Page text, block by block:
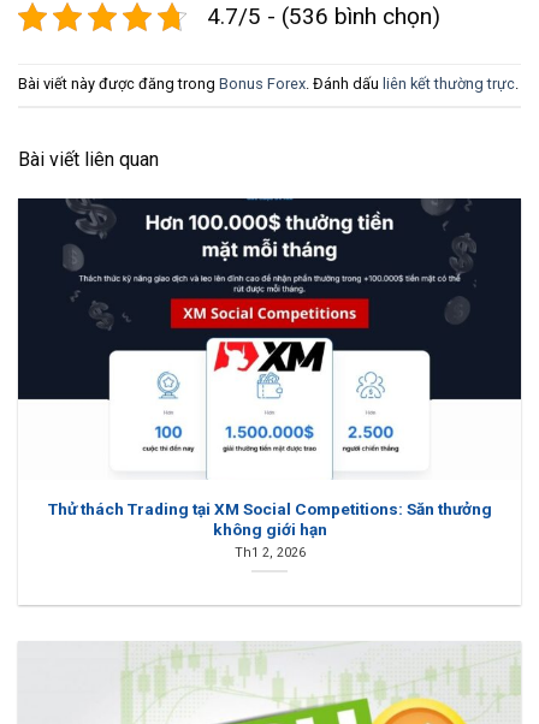
4.7/5 - (536 bình chọn)
Bài viết này được đăng trong Bonus Forex. Đánh dấu liên kết thường trực.
Bài viết liên quan
Thử thách Trading tại XM Social Competitions: Săn thưởng
không giới hạn
Th1 2, 2026